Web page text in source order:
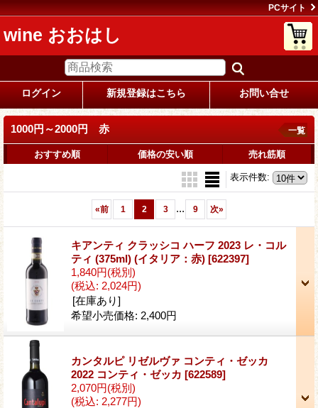
PCサイト
wine おおはし
ログイン 新規登録はこちら お問い合せ
1000円～2000円 赤 一覧
おすすめ順 価格の安い順 売れ筋順
表示件数:
«前 1 2 3 ... 9 次»
キアンティ クラッシコ ハーフ 2023 レ・コル
ティ (375ml) (イタリア：赤) [622397]
1,840円(税別)
(税込: 2,024円)
[在庫あり]
希望小売価格: 2,400円
カンタルピ リゼルヴァ コンティ・ゼッカ
2022 コンティ・ゼッカ [622589]
2,070円(税別)
(税込: 2,277円)